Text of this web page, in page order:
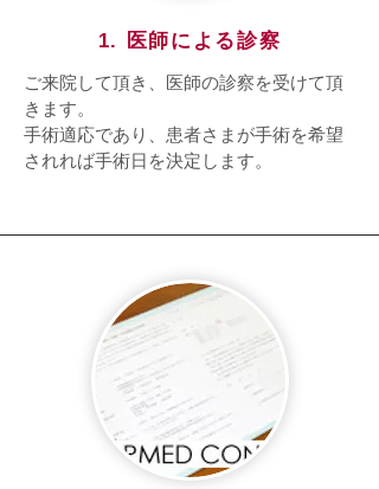
1. 医師による診察
ご来院して頂き、医師の診察を受けて頂
きます。
手術適応であり、患者さまが手術を希望
されれば手術日を決定します。